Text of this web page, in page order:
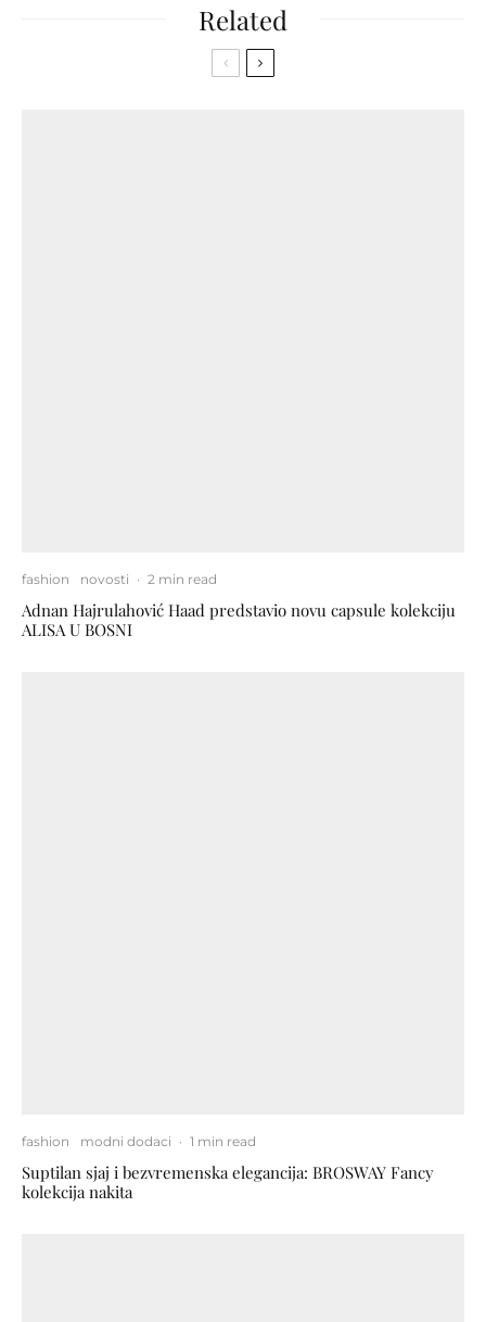
Related
fashion novosti · 2 min read
Adnan Hajrulahović Haad predstavio novu capsule kolekciju
ALISA U BOSNI
fashion modni dodaci · 1 min read
Suptilan sjaj i bezvremenska elegancija: BROSWAY Fancy
kolekcija nakita